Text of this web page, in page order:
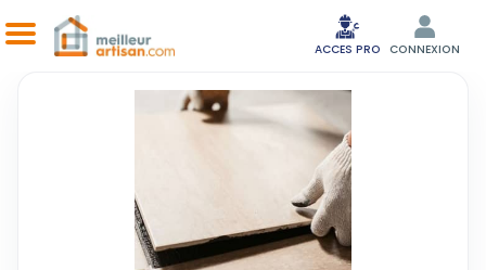
ACCES PRO CONNEXION